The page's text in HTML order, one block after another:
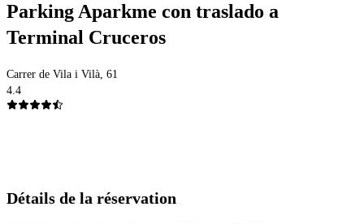
Parking Aparkme con traslado a
Terminal Cruceros
Carrer de Vila i Vilà, 61
4.4
Détails de la réservation